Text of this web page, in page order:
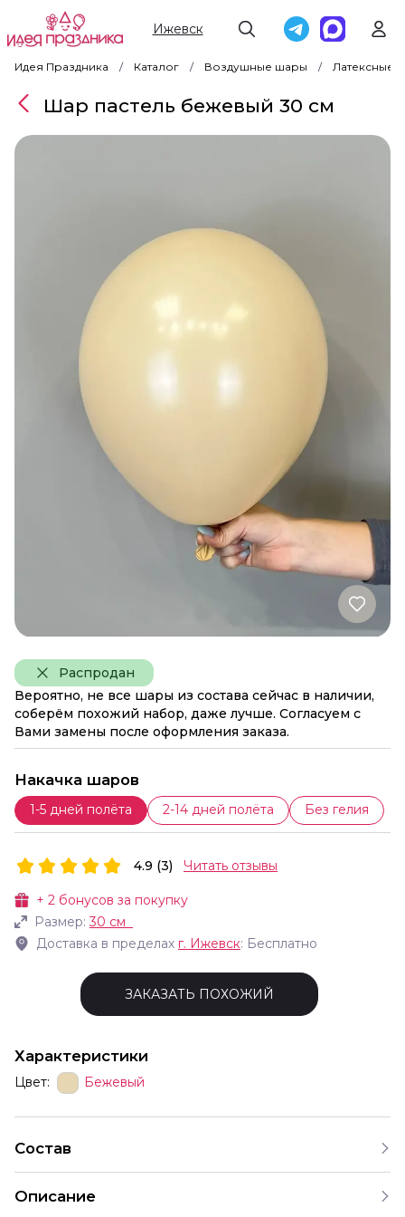
Ижевск
Идея Праздника Каталог Воздушные шары Латексные
Распродан
Вероятно, не все шары из состава сейчас в наличии,
соберём похожий набор, даже лучше. Согласуем с
Вами замены после оформления заказа.
Накачка шаров
1-5 дней полёта 2-14 дней полёта Без гелия
Шар пастель бежевый 30 см
+ 2 бонусов за покупку
Размер:30 см
Доставка в пределах г. Ижевск: Бесплатно
4.9 (3) Читать отзывы
ЗАКАЗАТЬ ПОХОЖИЙ
Характеристики
Цвет: Бежевый
Состав
Описание